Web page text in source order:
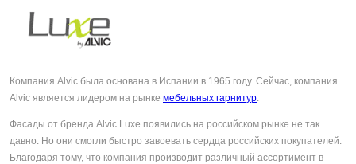
Компания Alvic была основана в Испании в 1965 году. Сейчас, компания
Alvic является лидером на рынке мебельных гарнитур.
Фасады от бренда Alvic Luxe появились на российском рынке не так
давно. Но они смогли быстро завоевать сердца российских покупателей.
Благодаря тому, что компания производит различный ассортимент в